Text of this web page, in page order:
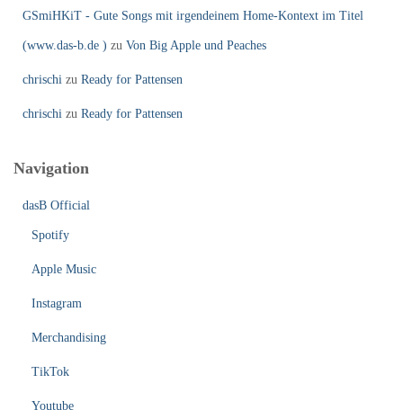
GSmiHKiT - Gute Songs mit irgendeinem Home-Kontext im Titel
(www.das-b.de ) zu Von Big Apple und Peaches
chrischi zu Ready for Pattensen
chrischi zu Ready for Pattensen
Navigation
dasB Official
Spotify
Apple Music
Instagram
Merchandising
TikTok
Youtube